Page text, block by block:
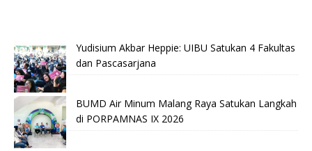
Yudisium Akbar Heppie: UIBU Satukan 4 Fakultas
dan Pascasarjana
BUMD Air Minum Malang Raya Satukan Langkah
di PORPAMNAS IX 2026